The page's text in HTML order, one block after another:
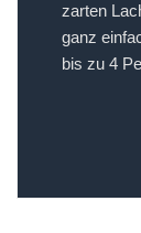
zarten
ganz
bis zu 4